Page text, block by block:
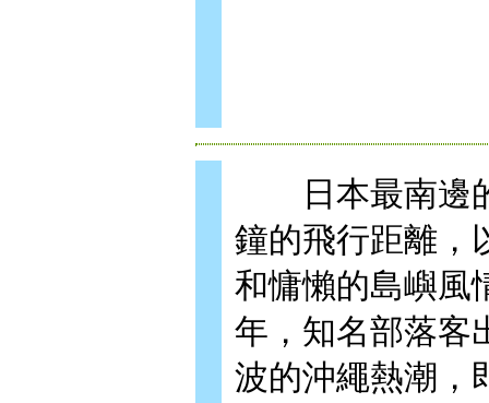
日本最南邊的
鐘的飛行距離，
和慵懶的島嶼風
年，知名部落客
波的沖繩熱潮，